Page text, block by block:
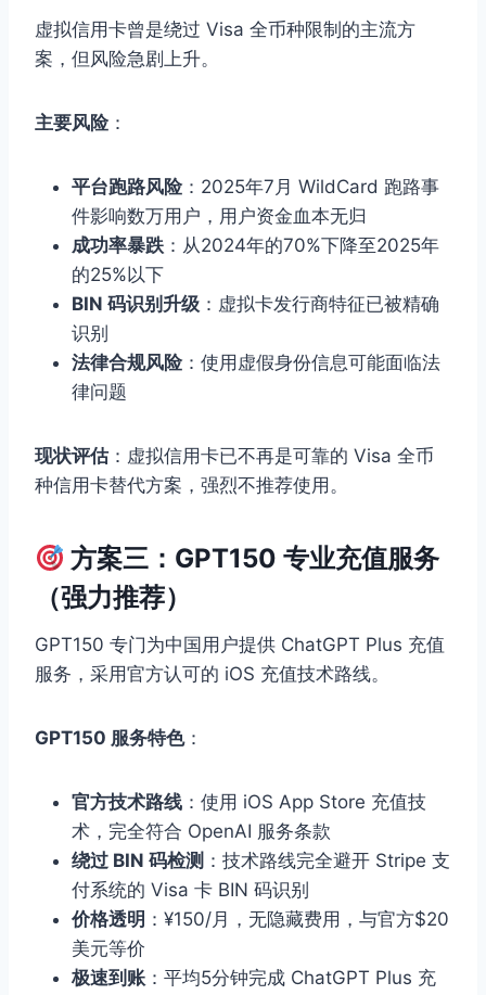
虚拟信用卡曾是绕过 Visa 全币种限制的主流方
案，但风险急剧上升。
主要风险：
平台跑路风险：2025年7月 WildCard 跑路事
件影响数万用户，用户资金血本无归
成功率暴跌 ：从2024年的70%下降至2025年
的25%以下
BIN 码识别升级 ：虚拟卡发行商特征已被精确
识别
法律合规风险：使用虚假身份信息可能面临法
律问题
现状评估：虚拟信用卡已不再是可靠的 Visa 全币
种信用卡替代方案，强烈不推荐使用。
方案三：GPT150 专业充值服务
（强力推荐）
GPT150 专门为中国用户提供 ChatGPT Plus 充值
服务，采用官方认可的 iOS 充值技术路线。
GPT150 服务特色：
官方技术路线 ：使用 iOS App Store 充值技
术，完全符合 OpenAI 服务条款
绕过 BIN 码检测 ：技术路线完全避开 Stripe 支
付系统的 Visa 卡 BIN 码识别
价格透明 ：¥150/月，无隐藏费用，与官方$20
美元等价
极速到账 ：平均5分钟完成 ChatGPT Plus 充